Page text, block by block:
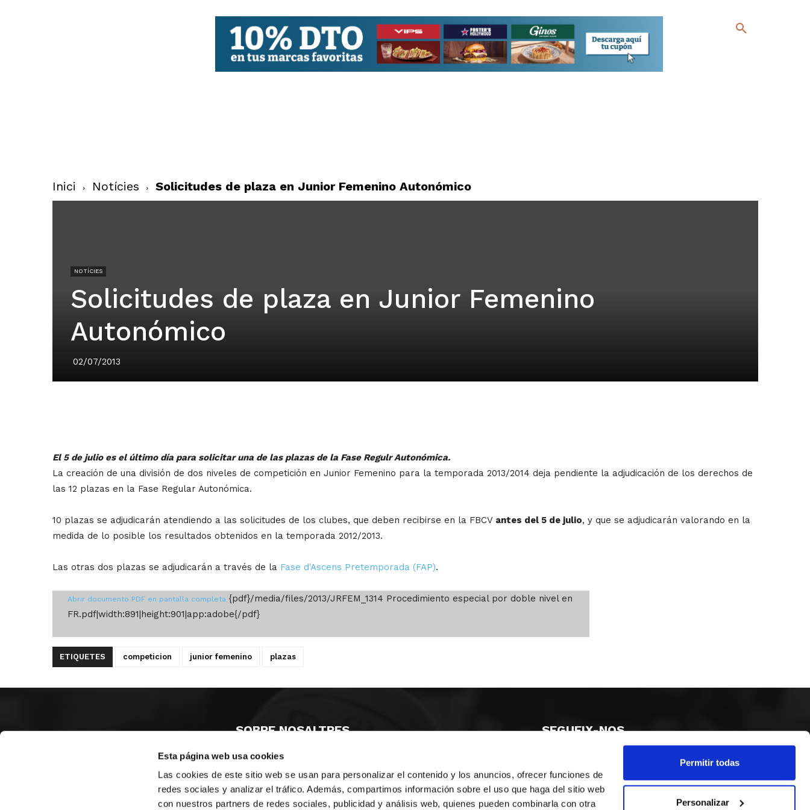
Esta página web usa cookies
Las cookies de este sitio web se usan para personalizar el contenido y los anuncios, ofrecer funciones de
redes sociales y analizar el tráfico. Además, compartimos información sobre el uso que haga del sitio web
con nuestros partners de redes sociales, publicidad y análisis web, quienes pueden combinarla con otra
Permitir todas
Personalizar
Inici Notícies Solicitudes de plaza en Junior Femenino Autonómico
NOTÍCIES
Solicitudes de plaza en Junior Femenino
Autonómico
02/07/2013
El 5 de julio es el último día para solicitar una de las plazas de la Fase Regulr Autonómica.
La creación de una división de dos niveles de competición en Junior Femenino para la temporada 2013/2014 deja pendiente la adjudicación de los derechos de
las 12 plazas en la Fase Regular Autonómica.
10 plazas se adjudicarán atendiendo a las solicitudes de los clubes, que deben recibirse en la FBCV antes del 5 de julio, y que se adjudicarán valorando en la
medida de lo posible los resultados obtenidos en la temporada 2012/2013.
Las otras dos plazas se adjudicarán a través de la Fase d'Ascens Pretemporada (FAP).
Abrir documento PDF en pantalla completa{pdf}/media/files/2013/JRFEM_1314 Procedimiento especial por doble nivel en
FR.pdf|width:891|height:901|app:adobe{/pdf}
ETIQUETES competicion junior femenino plazas
SOBRE NOSALTRES
CASTELLÓ
VALÈNCIA
MONESTIR DE POBLET 14 1ª 3º
ALACANT
CIUDAD DE MATANZAS 12
SEGUEIX-NOS